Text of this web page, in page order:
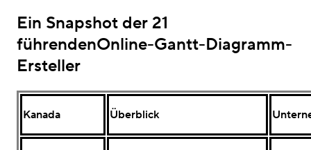
Ein Snapshot der 21
führendenOnline-Gantt-Diagramm-
Ersteller
Kanada Überblick